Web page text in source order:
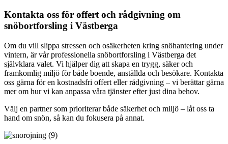
Kontakta oss för offert och rådgivning om
snöbortforsling i Västberga
Om du vill slippa stressen och osäkerheten kring snöhantering under
vintern, är vår professionella snöbortforsling i Västberga det
självklara valet. Vi hjälper dig att skapa en trygg, säker och
framkomlig miljö för både boende, anställda och besökare. Kontakta
oss gärna för en kostnadsfri offert eller rådgivning – vi berättar gärna
mer om hur vi kan anpassa våra tjänster efter just dina behov.
Välj en partner som prioriterar både säkerhet och miljö – låt oss ta
hand om snön, så kan du fokusera på annat.